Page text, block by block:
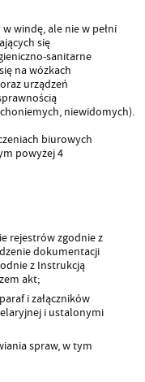
windę, ale nie w pełni
się
sanitarne
na wózkach
urządzeń
niewidomych).
biurowych
powyżej 4
rejestrów zgodnie z
dokumentacji
z Instrukcją
akt;
i załączników
i ustalonymi
spraw, w tym